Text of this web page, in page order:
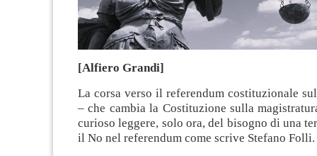
[Alfiero Grandi]
La corsa verso il referendum costituzionale
– che cambia la Costituzione sulla
curioso leggere, solo ora, del bisogno di una
il No nel referendum come scrive Stefano Folli.